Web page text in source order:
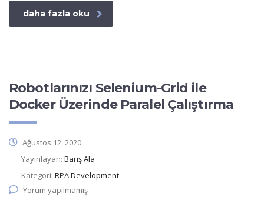
daha fazla oku
Robotlarınızı Selenium-Grid ile
Docker Üzerinde Paralel Çalıştırma
Ağustos 12, 2020
Yayınlayan: Barış Ala
Kategori: RPA Development
Yorum yapılmamış